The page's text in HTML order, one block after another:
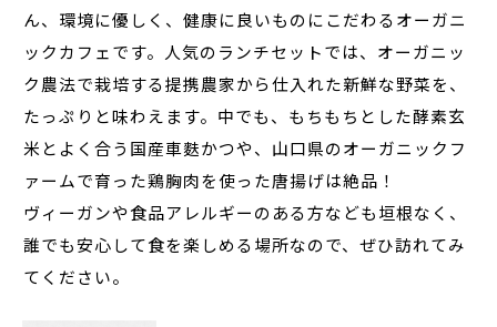
ん、環境に優しく、健康に良いものにこだわるオーガニ
ックカフェです。人気のランチセットでは、オーガニッ
ク農法で栽培する提携農家から仕入れた新鮮な野菜を、
たっぷりと味わえます。中でも、もちもちとした酵素玄
米とよく合う国産車麩かつや、山口県のオーガニックフ
ァームで育った鶏胸肉を使った唐揚げは絶品！
ヴィーガンや食品アレルギーのある方なども垣根なく、
誰でも安心して食を楽しめる場所なので、ぜひ訪れてみ
てください。